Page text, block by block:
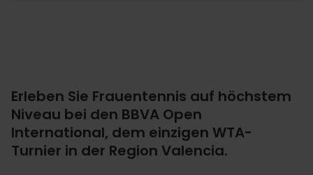
Erleben Sie Frauentennis auf höchstem
Niveau bei den BBVA Open
International, dem einzigen WTA-
Turnier in der Region Valencia.